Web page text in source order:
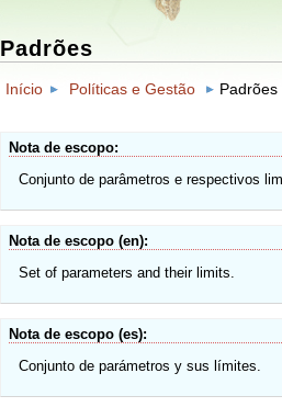
Padrões
Início Políticas e Gestão Padrões
Nota de escopo
Conjunto de parâmetros e respectivos
Nota de escopo (en)
Set of parameters and their limits.
Nota de escopo (es)
Conjunto de parámetros y sus límites.